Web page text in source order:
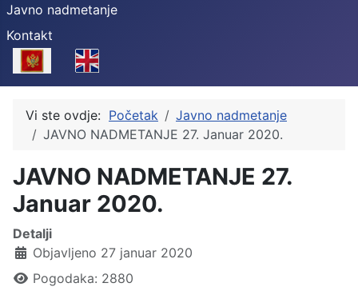
Javno nadmetanje
Kontakt
Select your language
Vi ste ovdje: Početak
Javno nadmetanje
JAVNO NADMETANJE 27. Januar 2020.
JAVNO NADMETANJE 27.
Januar 2020.
Detalji
Objavljeno 27 januar 2020
Pogodaka: 2880